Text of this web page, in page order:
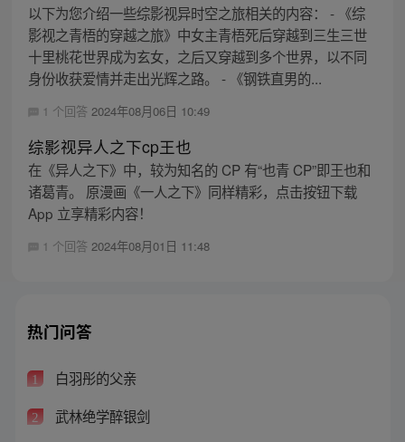
以下为您介绍一些综影视异时空之旅相关的内容： - 《综
影视之青梧的穿越之旅》中女主青梧死后穿越到三生三世
十里桃花世界成为玄女，之后又穿越到多个世界，以不同
身份收获爱情并走出光辉之路。 - 《钢铁直男的...
1 个回答 2024年08月06日 10:49
综影视异人之下cp王也
在《异人之下》中，较为知名的 CP 有“也青 CP”即王也和
诸葛青。 原漫画《一人之下》同样精彩，点击按钮下载
App 立享精彩内容！
1 个回答 2024年08月01日 11:48
热门问答
1 白羽彤的父亲
2 武林绝学醉银剑